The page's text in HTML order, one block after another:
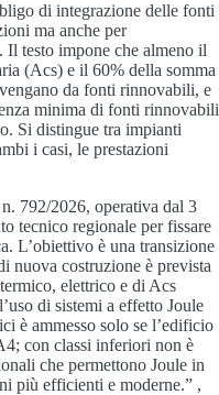
di integrazione delle fonti
ma anche per
testo impone che almeno il
(Acs) e il 60% della somma
da fonti rinnovabili, e
minima di fonti rinnovabili
Si distingue tra impianti
i casi, le prestazioni
792/2026, operativa dal 3
tecnico regionale per fissare
L’obiettivo è una transizione
nuova costruzione è prevista
elettrico e di Acs
di sistemi a effetto Joule
è ammesso solo se l’edificio
con classi inferiori non è
che permettono Joule in
più efficienti e moderne.” ,